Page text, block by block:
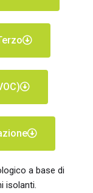
a base di
isolanti.